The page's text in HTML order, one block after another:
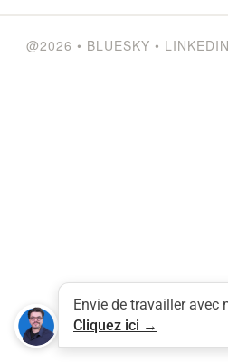
@2026 • BLUESKY • LINKEDIN
Envie de travailler avec
Cliquez ici →